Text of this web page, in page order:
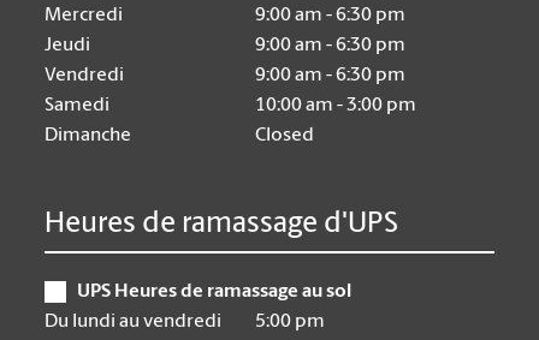
Mercredi
9:00 am - 6:30 pm
Jeudi
9:00 am - 6:30 pm
Vendredi
9:00 am - 6:30 pm
Samedi
10:00 am - 3:00 pm
Dimanche
Closed
Heures de ramassage d'UPS
UPS Heures de ramassage au sol
Du lundi au vendredi
5:00 pm